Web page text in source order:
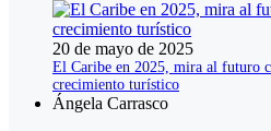
20 de mayo de 2025
El Caribe en 2025, mira al futuro
crecimiento turístico
Ángela Carrasco